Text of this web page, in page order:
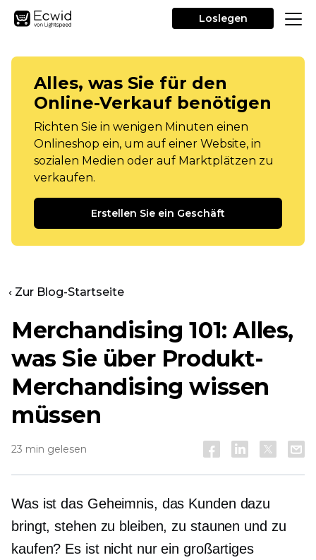
Loslegen
Alles, was Sie für den
Online-Verkauf benötigen
Richten Sie in wenigen Minuten einen
Onlineshop ein, um auf einer Website, in
sozialen Medien oder auf Marktplätzen zu
verkaufen.
Erstellen Sie ein Geschäft
‹ Zur Blog-Startseite
Merchandising 101: Alles,
was Sie über Produkt-
Merchandising wissen
müssen
23 min gelesen
Was ist das Geheimnis, das Kunden dazu
bringt, stehen zu bleiben, zu staunen und zu
kaufen? Es ist nicht nur ein großartiges